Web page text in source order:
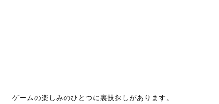
ゲームの楽しみのひとつに裏技探しがあります。